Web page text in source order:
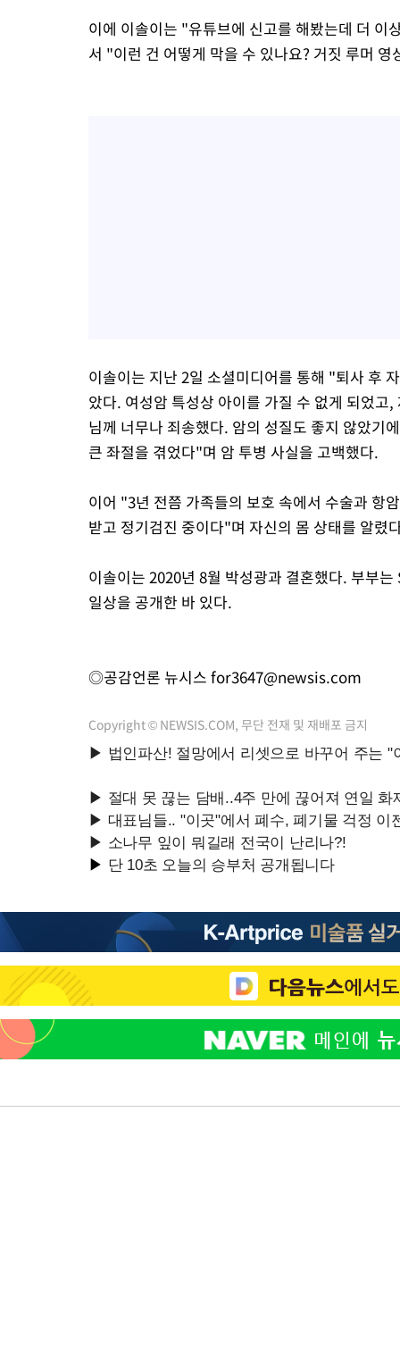
이에 이솔이는 "유튜브에 신고를 해봤는데 더
서 "이런 건 어떻게 막을 수 있나요? 거짓 루머
이솔이는 지난 2일 소셜미디어를 통해 "퇴사 후
았다. 여성암 특성상 아이를 가질 수 없게 되었
님께 너무나 죄송했다. 암의 성질도 좋지 않았기
큰 좌절을 겪었다"며 암 투병 사실을 고백했다.
이어 "3년 전쯤 가족들의 보호 속에서 수술과 항
받고 정기검진 중이다"며 자신의 몸 상태를 알렸
이솔이는 2020년 8월 박성광과 결혼했다. 부부
일상을 공개한 바 있다.
◎공감언론 뉴시스 for3647@newsis.com
Copyright © NEWSIS.COM, 무단 전재 및 재배포 금지